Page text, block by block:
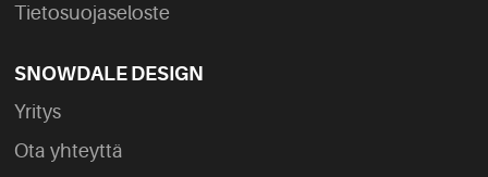
Tietosuojaseloste
SNOWDALE DESIGN
Yritys
Ota yhteyttä